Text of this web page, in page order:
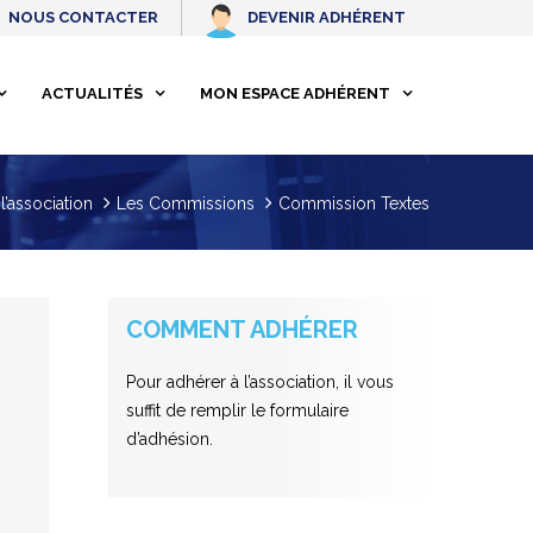
NOUS CONTACTER DEVENIR ADHÉRENT
ACTUALITÉS MON ESPACE ADHÉRENT
Les Commissions Commission Textes
COMMENT ADHÉRER
Pour adhérer à l’association, il vous
suffit de remplir le formulaire
d’adhésion.